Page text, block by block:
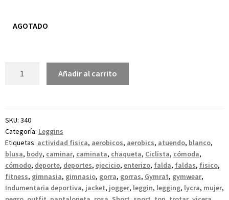
AGOTADO
Añadir al carrito
SKU: 340
Categoría: Leggins
Etiquetas: actividad fisica, aerobicos, aerobics, atuendo, blanco,
blusa, body, caminar, caminata, chaqueta, Ciclista, cómoda,
cómodo, deporte, deportes, ejecicio, enterizo, falda, faldas, fisico,
fitness, gimnasia, gimnasio, gorra, gorras, Gymrat, gymwear,
Indumentaria deportiva, jacket, jogger, leggin, legging, lycra, mujer,